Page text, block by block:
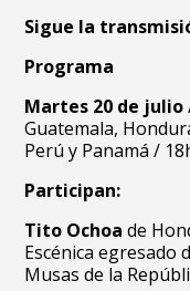
Sigue la
Programa
Martes 20 de julio
Guatemala,
Perú y Panamá /
Participan:
Tito Ochoa de
Escénica egresado
Musas de la